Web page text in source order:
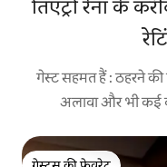
तिएट्रो रेनॉ के
गेस्ट सहमत हैं : ठहरने
अलावा और भी कई